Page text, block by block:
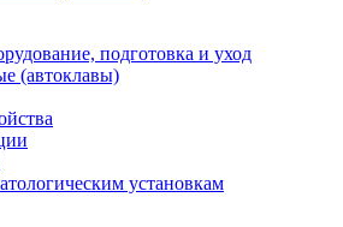
подготовка и уход
(автоклавы)
установкам